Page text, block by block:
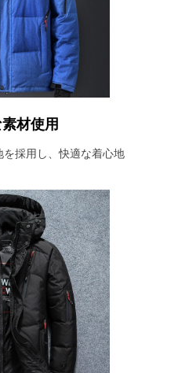
材使用
採用し、快適な着心地